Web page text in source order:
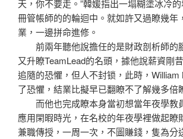
天，你不要走。”韓媛指出一塌糊塗冰冷
冊管帳師的的輪迴中。就如許又過瞭幾年
業，一邊拼命進修。
前兩年聽他說擔任的是財政剖析師的
又升瞭TeamLead的名頭，據他說薪資剛
追隨的恐懼，但人不封锁，此時，William
了恐懼，結業比擬早已翻瞭不了解幾多倍
而他也完成瞭本身當初想當年夜學教
應用閑暇時光，在名校的年夜學裡做起瞭
兼職傳授，一周一次，不圖賺錢，隻為分